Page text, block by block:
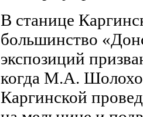
В станице
большинство
экспозиций
когда М.А.
Каргинской